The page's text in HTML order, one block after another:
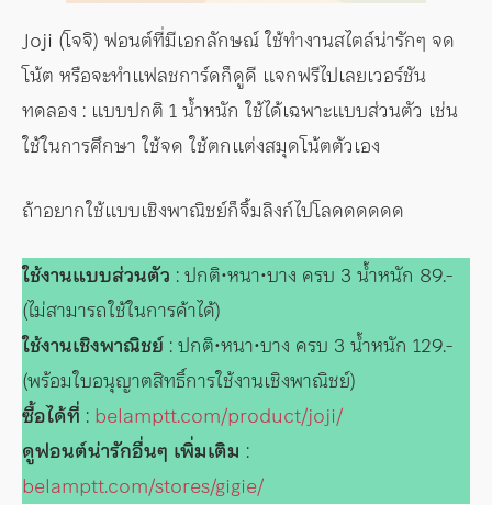
Joji (โจจิ) ฟอนต์ที่มีเอกลักษณ์ ใช้ทำงานสไตล์น่ารักๆ จด
โน้ต หรือจะทำแฟลชการ์ดก็ดูดี แจกฟรีไปเลยเวอร์ชัน
ทดลอง : แบบปกติ 1 น้ำหนัก ใช้ได้เฉพาะแบบส่วนตัว เช่น
ใช้ในการศึกษา ใช้จด ใช้ตกแต่งสมุดโน้ตตัวเอง
ถ้าอยากใช้แบบเชิงพาณิชย์ก็จิ้มลิงก์ไปโลดดดดดด
ใช้งานแบบส่วนตัว : ปกติ•หนา•บาง ครบ 3 น้ำหนัก 89.-
(ไม่สามารถใช้ในการค้าได้)
ใช้งานเชิงพาณิชย์ : ปกติ•หนา•บาง ครบ 3 น้ำหนัก 129.-
(พร้อมใบอนุญาตสิทธิ์การใช้งานเชิงพาณิชย์)
ซื้อได้ที่ : belamptt.com/product/joji/
ดูฟอนต์น่ารักอื่นๆ เพิ่มเติม :
belamptt.com/stores/gigie/